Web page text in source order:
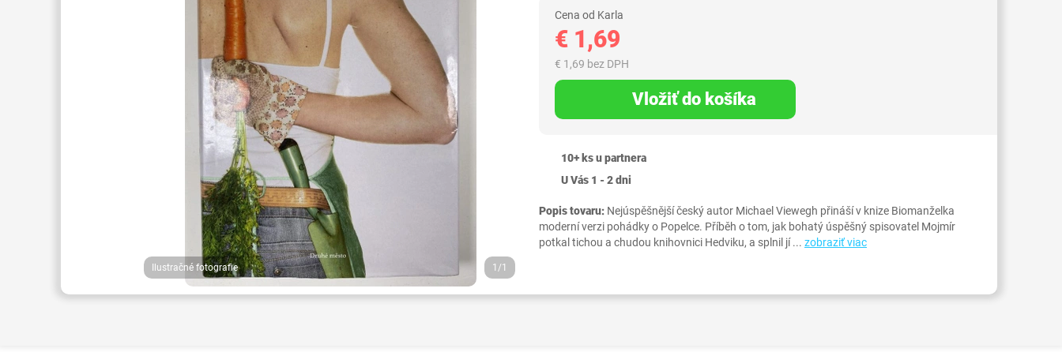
Ilustračné fotografie 1/1
Cena od Karla
€ 1,69
€ 1,69 bez DPH
Vložiť do košíka
10+ ks u partnera
U Vás 1 - 2 dni
Popis tovaru: Nejúspěšnější český autor Michael Viewegh přináší v knize Biomanželka
moderní verzi pohádky o Popelce. Příběh o tom, jak bohatý úspěšný spisovatel Mojmír
potkal tichou a chudou knihovnici Hedviku, a splnil jí ... zobraziť viac